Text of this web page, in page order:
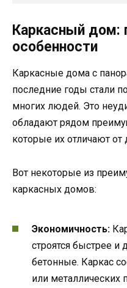
Каркасный дом:
особенности
Каркасные дома с
последние годы стали
многих людей. Это
обладают рядом
которые их отличают от
Вот некоторые из
каркасных домов:
Экономичность:
строятся быстрее
бетонные. Каркас
или металлических